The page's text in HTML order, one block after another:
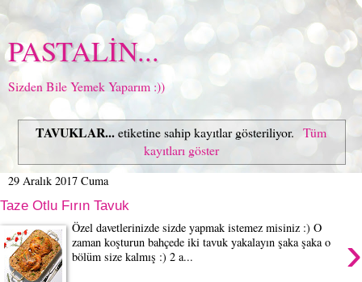
PASTALİN...
Sizden Bile Yemek Yaparım :))
TAVUKLAR...etiketine sahip kayıtlar gösteriliyor. Tüm
kayıtları göster
29 Aralık 2017 Cuma
Taze Otlu Fırın Tavuk
›
Özel davetlerinizde sizde yapmak istemez misiniz :) O
zaman koşturun bahçede iki tavuk yakalayın şaka şaka o
bölüm size kalmış :) 2 a...